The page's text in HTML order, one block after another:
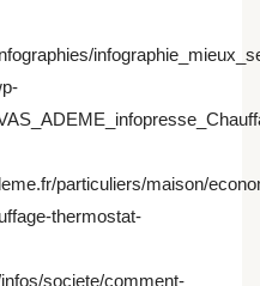
particuliers/maison/
thermostat-
societe/comment-